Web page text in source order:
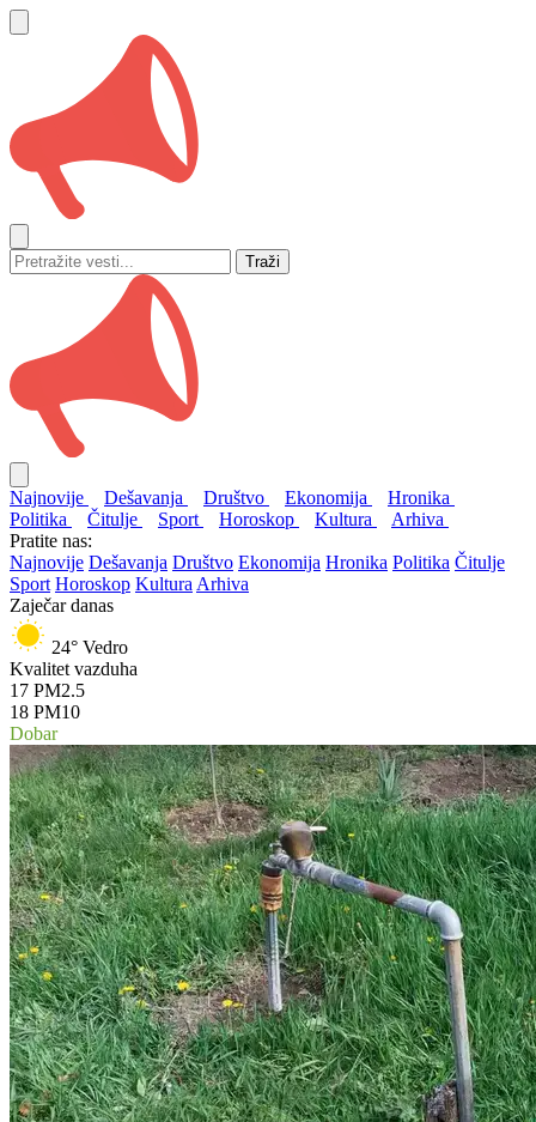
Traži
Najnovije Dešavanja Društvo Ekonomija
Hronika
Politika
Čitulje Sport Horoskop Kultura
Arhiva
Pratite nas:
Najnovije Dešavanja Društvo Ekonomija Hronika Politika Čitulje
Sport Horoskop Kultura Arhiva
Zaječar danas
24° Vedro
Kvalitet vazduha
17 PM2.5
18 PM10
Dobar